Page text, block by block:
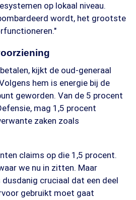
op lokaal niveau.
wordt, het grootste
kijkt de oud-generaal
hem is energie bij de
geworden. Van de 5 procent
mag 1,5 procent
zaken zoals
claims op die 1,5 procent.
we nu in zitten. Maar
cruciaal dat een deel
gebruikt moet gaat